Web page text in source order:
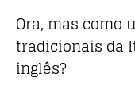
Ora, mas como
tradicionais da
inglês?